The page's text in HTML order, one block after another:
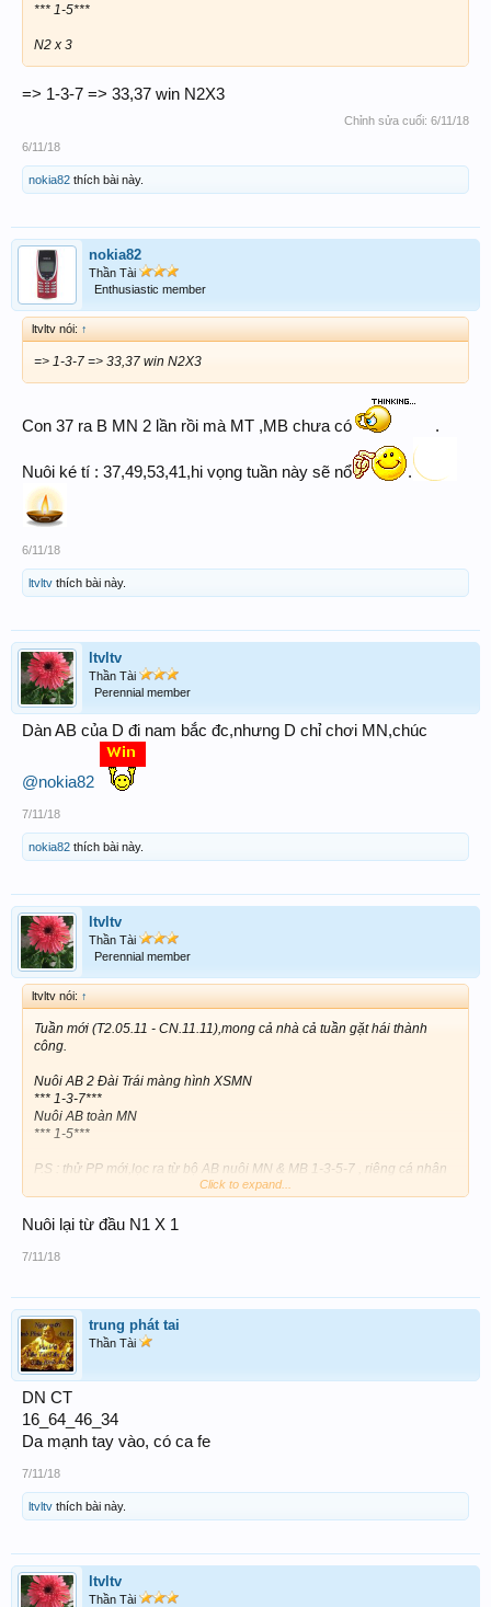
*** 1-5***
N2 x 3
=> 1-3-7 => 33,37 win N2X3
Chỉnh sửa cuối: 6/11/18
6/11/18
nokia82 thích bài này.
nokia82
Thần Tài
Enthusiastic member
ltvltv nói: ↑
=> 1-3-7 => 33,37 win N2X3
Con 37 ra B MN 2 lần rồi mà MT ,MB chưa có .
Nuôi ké tí : 37,49,53,41,hi vọng tuần này sẽ nổ .
6/11/18
ltvltv thích bài này.
ltvltv
Thần Tài
Perennial member
Dàn AB của D đi nam bắc đc,nhưng D chỉ chơi MN,chúc
@nokia82
7/11/18
nokia82 thích bài này.
ltvltv
Thần Tài
Perennial member
ltvltv nói: ↑
Tuần mới (T2.05.11 - CN.11.11),mong cả nhà cả tuần gặt hái thành
công.
Nuôi AB 2 Đài Trái màng hình XSMN
*** 1-3-7***
Nuôi AB toàn MN
*** 1-5***
P.S : thử PP mới,lọc ra từ bộ AB nuôi MN & MB 1-3-5-7 , riêng cá nhân
vẫn theo bộ này,nhưng mỗi ngày chỉ đánh 10 con AB trong 16 con.
Click to expand...
Nuôi lại từ đầu N1 X 1
7/11/18
trung phát tai
Thần Tài
DN CT
16_64_46_34
Da mạnh tay vào, có ca fe
7/11/18
ltvltv thích bài này.
ltvltv
Thần Tài